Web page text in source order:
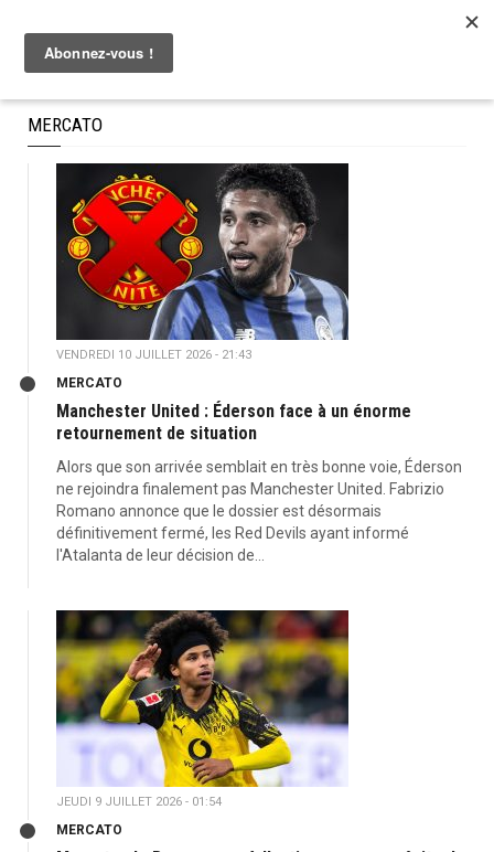
MERCATO
VENDREDI 10 JUILLET 2026 - 21:43
MERCATO
Manchester United : Éderson face à un énorme
retournement de situation
Alors que son arrivée semblait en très bonne voie, Éderson
ne rejoindra finalement pas Manchester United. Fabrizio
Romano annonce que le dossier est désormais
définitivement fermé, les Red Devils ayant informé
l'Atalanta de leur décision de...
JEUDI 9 JUILLET 2026 - 01:54
MERCATO